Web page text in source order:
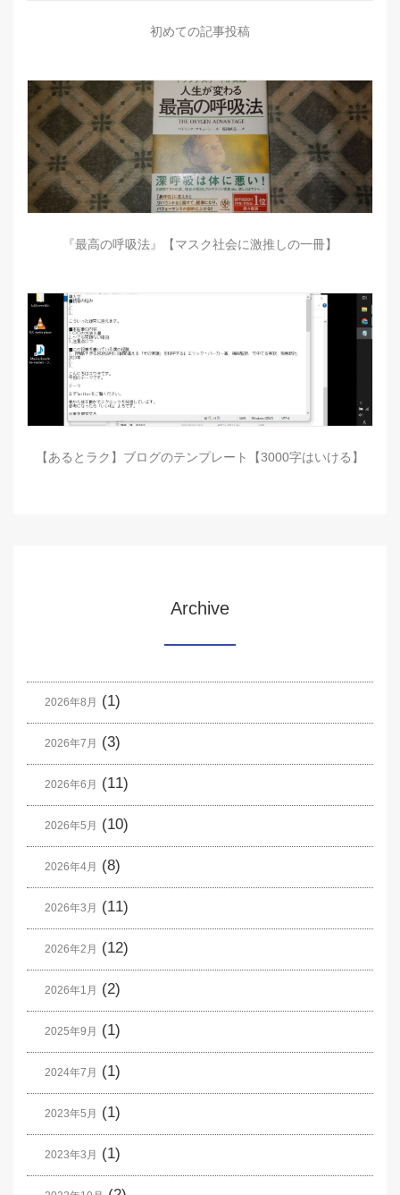
初めての記事投稿
『最高の呼吸法』【マスク社会に激推しの一冊】
【あるとラク】ブログのテンプレート【3000字はいける】
Archive
2026年8月 (1)
2026年7月 (3)
2026年6月 (11)
2026年5月 (10)
2026年4月 (8)
2026年3月 (11)
2026年2月 (12)
2026年1月 (2)
2025年9月 (1)
2024年7月 (1)
2023年5月 (1)
2023年3月 (1)